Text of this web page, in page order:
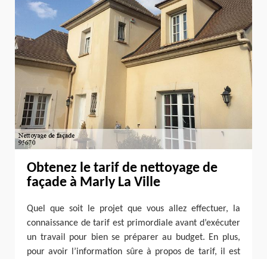
Obtenez le tarif de nettoyage de
façade à Marly La Ville
Quel que soit le projet que vous allez effectuer, la
connaissance de tarif est primordiale avant d’exécuter
un travail pour bien se préparer au budget. En plus,
pour avoir l’information sûre à propos de tarif, il est